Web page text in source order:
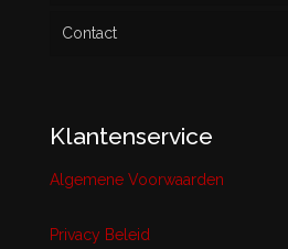
Contact
Klantenservice
Algemene Voorwaarden
Privacy Beleid